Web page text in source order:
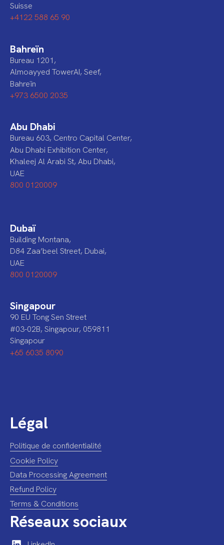
Suisse
+4122 588 65 90
Bahreïn
Bureau 1201,
Almoayyed TowerAI, Seef,
Bahreïn
+973 6500 2035
Abu Dhabi
Bureau 603, Centro Capital Center,
Abu Dhabi Exhibition Center,
Khaleej Al Arabi St, Abu Dhabi,
UAE
800 0120009
Dubaï
Building Montana,
D84 Zaa’beel Street, Dubai,
UAE
800 0120009
Singapour
90 EU Tong Sen Street
#03-02B, Singapour, 059811
Singapour
+65 6035 8090
Légal
Politique de confidentialité
Cookie Policy
Data Processing Agreement
Refund Policy
Terms & Conditions
Réseaux sociaux